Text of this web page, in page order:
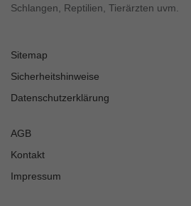
Schlangen, Reptilien, Tierärzten uvm.
Sitemap
Sicherheitshinweise
Datenschutzerklärung
AGB
Kontakt
Impressum